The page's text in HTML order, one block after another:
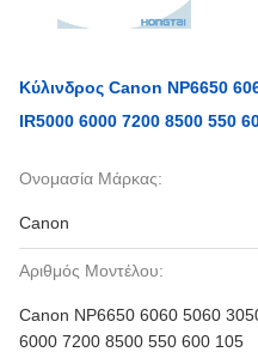
Κύλινδρος Canon NP6650
IR5000 6000 7200 8500 550
Ονομασία Μάρκας:
Canon
Αριθμός Μοντέλου:
Canon NP6650 6060 5060
6000 7200 8500 550 600 105